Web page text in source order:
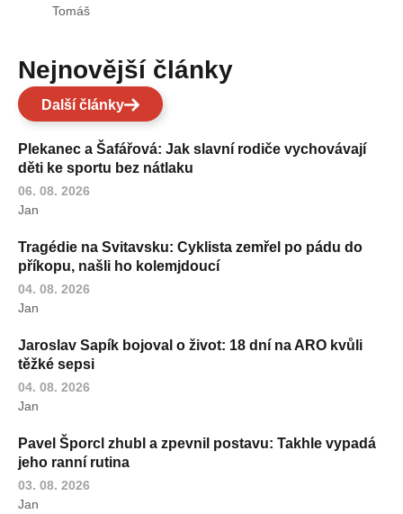
Tomáš
Nejnovější články
Další články
Plekanec a Šafářová: Jak slavní rodiče vychovávají
děti ke sportu bez nátlaku
06. 08. 2026
Jan
Tragédie na Svitavsku: Cyklista zemřel po pádu do
příkopu, našli ho kolemjdoucí
04. 08. 2026
Jan
Jaroslav Sapík bojoval o život: 18 dní na ARO kvůli
těžké sepsi
04. 08. 2026
Jan
Pavel Šporcl zhubl a zpevnil postavu: Takhle vypadá
jeho ranní rutina
03. 08. 2026
Jan